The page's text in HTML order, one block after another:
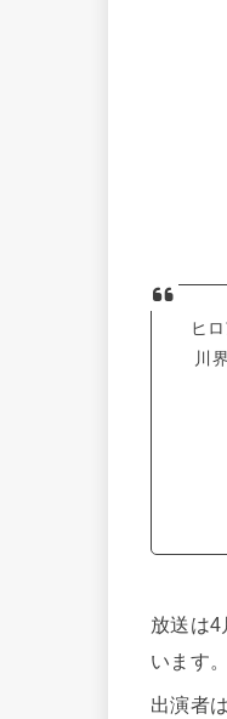
ヒ
川
放送は4
います。
出演者